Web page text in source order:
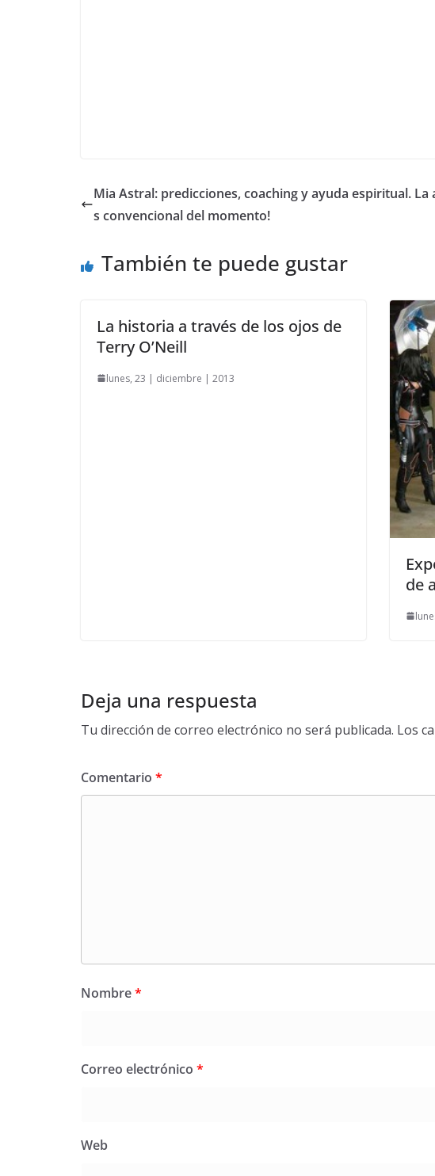
Mia Astral: predicciones, coaching y ayuda espiritual. La
s convencional del momento!
También te puede gustar
La historia a través de los ojos de
Terry O’Neill
lunes, 23 | diciembre | 2013
de
Deja una respuesta
Tu dirección de correo electrónico no será publicada. Los
Comentario *
Nombre*
Correo electrónico *
Web